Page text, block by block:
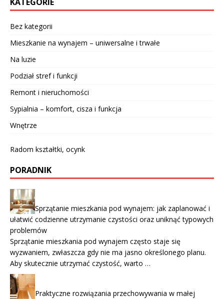
KATEGORIE
Bez kategorii
Mieszkanie na wynajem – uniwersalne i trwałe
Na luzie
Podział stref i funkcji
Remont i nieruchomości
Sypialnia – komfort, cisza i funkcja
Wnętrze
Radom kształtki, ocynk
PORADNIK
Sprzątanie mieszkania pod wynajem: jak zaplanować i
ułatwić codzienne utrzymanie czystości oraz uniknąć typowych
problemów
Sprzątanie mieszkania pod wynajem często staje się
wyzwaniem, zwłaszcza gdy nie ma jasno określonego planu.
Aby skutecznie utrzymać czystość, warto …
Praktyczne rozwiązania przechowywania w małej